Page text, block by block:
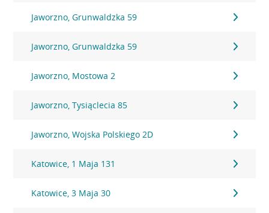
Jaworzno, Grunwaldzka 59
Jaworzno, Grunwaldzka 59
Jaworzno, Mostowa 2
Jaworzno, Tysiąclecia 85
Jaworzno, Wojska Polskiego 2D
Katowice, 1 Maja 131
Katowice, 3 Maja 30